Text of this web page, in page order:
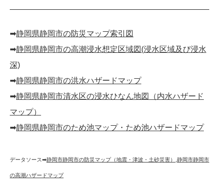
➡︎静岡県静岡市の防災マップ索引図
➡︎静岡県静岡市の高潮浸水想定区域図(浸水区域及び浸水
深)
➡︎静岡県静岡市の洪水ハザードマップ
➡︎静岡県静岡市清水区の浸水ひなん地図（内水ハザード
マップ）
➡︎静岡県静岡市のため池マップ・ため池ハザードマップ
データソース➡︎静岡市静岡市の防災マップ（地震・津波・土砂災害） 静岡市静岡市
の高潮ハザードマップ